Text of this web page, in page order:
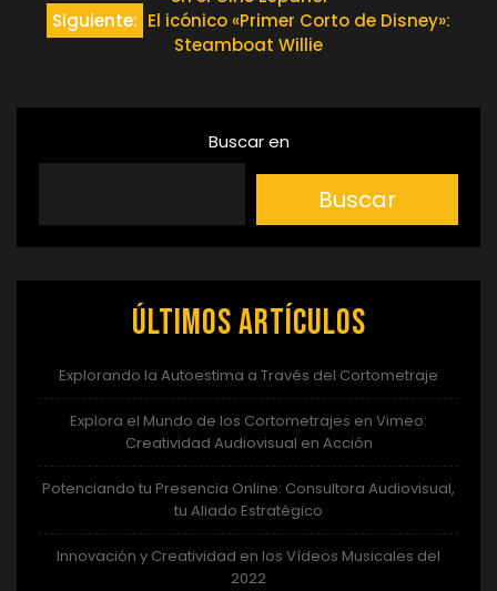
Siguiente: El icónico «Primer Corto de Disney»:
Steamboat Willie
Buscar en
Buscar
Últimos artículos
Explorando la Autoestima a Través del Cortometraje
Explora el Mundo de los Cortometrajes en Vimeo:
Creatividad Audiovisual en Acción
Potenciando tu Presencia Online: Consultora Audiovisual,
tu Aliado Estratégico
Innovación y Creatividad en los Vídeos Musicales del
2022